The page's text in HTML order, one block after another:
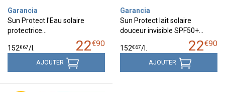
Garancia
Sun Protect l'Eau solaire
protectrice…
22€90
152€67/
AJOUTER
Garancia
Sun Protect lait solaire
douceur invisible SPF50+…
22€90
152€67/
AJOUTER